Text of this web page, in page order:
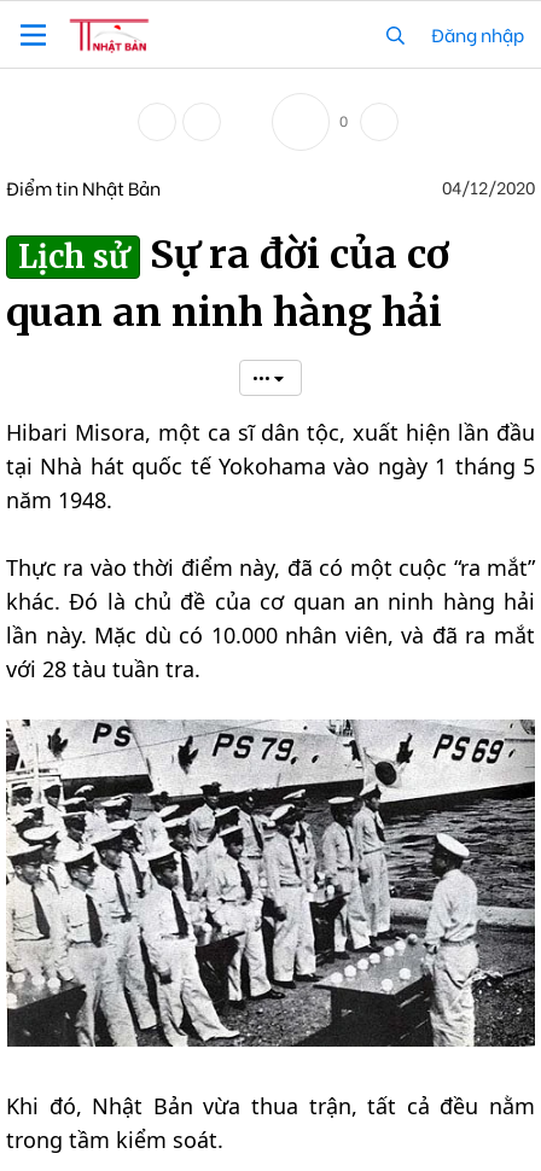
Đăng nhập
0
Điểm tin Nhật Bản 04/12/2020
Lịch sử
Sự ra đời của cơ
quan an ninh hàng hải
•••
Hibari Misora, một ca sĩ dân tộc, xuất hiện lần đầu
tại Nhà hát quốc tế Yokohama vào ngày 1 tháng 5
năm 1948.
Thực ra vào thời điểm này, đã có một cuộc “ra mắt”
khác. Đó là chủ đề của cơ quan an ninh hàng hải
lần này. Mặc dù có 10.000 nhân viên, và đã ra mắt
với 28 tàu tuần tra.
Khi đó, Nhật Bản vừa thua trận, tất cả đều nằm
trong tầm kiểm soát.